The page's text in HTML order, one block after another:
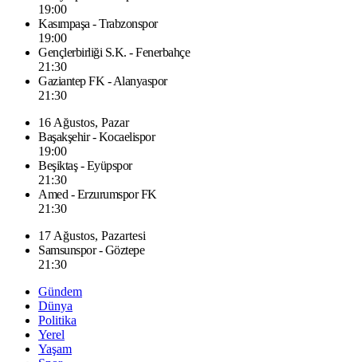
19:00
Kasımpaşa - Trabzonspor
19:00
Gençlerbirliği S.K. - Fenerbahçe
21:30
Gaziantep FK - Alanyaspor
21:30
16 Ağustos, Pazar
Başakşehir - Kocaelispor
19:00
Beşiktaş - Eyüpspor
21:30
Amed - Erzurumspor FK
21:30
17 Ağustos, Pazartesi
Samsunspor - Göztepe
21:30
Gündem
Dünya
Politika
Yerel
Yaşam